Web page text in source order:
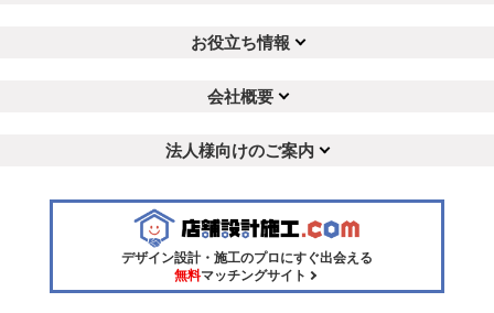
お役立ち情報
会社概要
法人様向けのご案内
デザイン設計・施工のプロにすぐ出会える
無料マッチングサイト